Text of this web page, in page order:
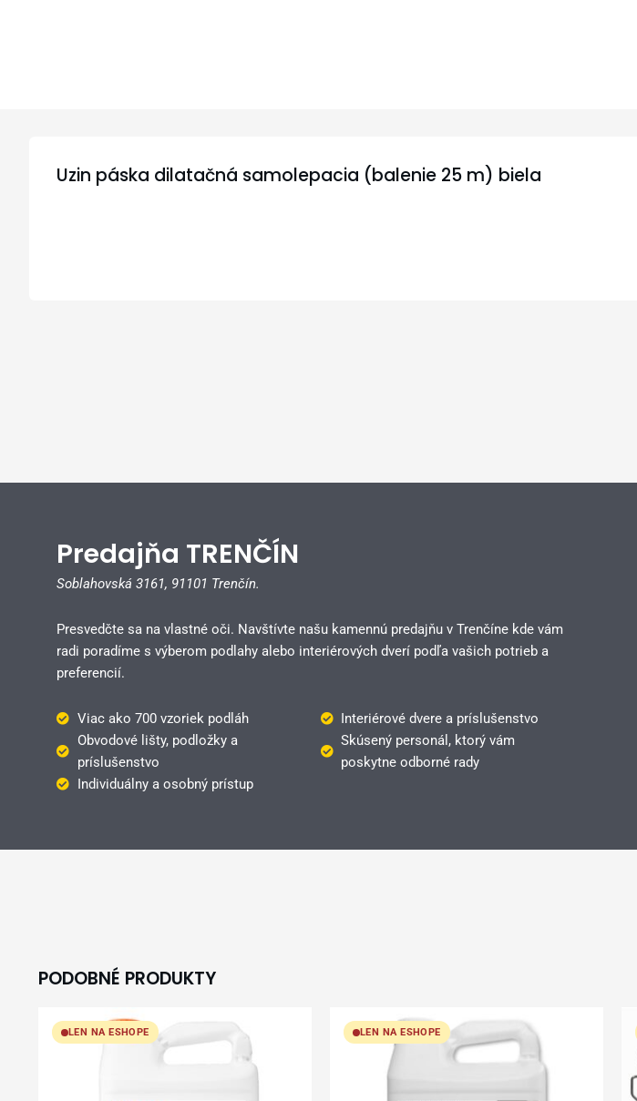
Uzin páska dilatačná samolepacia (balenie 25 m) biela
Predajňa TRENČÍN
Soblahovská 3161, 91101 Trenčín.
Presvedčte sa na vlastné oči. Navštívte našu kamennú predajňu v Trenčíne kde vám
radi poradíme s výberom podlahy alebo interiérových dverí podľa vašich potrieb a
preferencií.
Viac ako 700 vzoriek podláh
Interiérové dvere a príslušenstvo
Obvodové lišty, podložky a
príslušenstvo
Skúsený personál, ktorý vám
poskytne odborné rady
Individuálny a osobný prístup
PODOBNÉ PRODUKTY
LEN NA ESHOPE LEN NA ESHOPE